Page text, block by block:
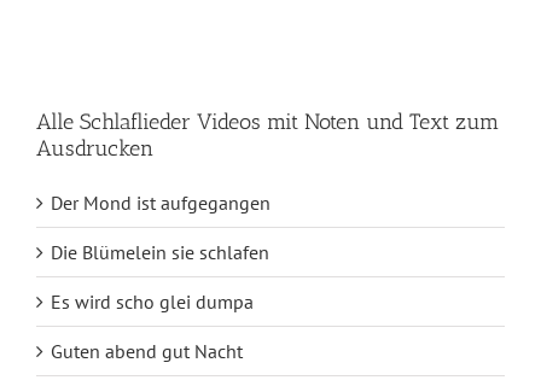
Alle Schlaflieder Videos mit Noten und Text zum
Ausdrucken
Der Mond ist aufgegangen
Die Blümelein sie schlafen
Es wird scho glei dumpa
Guten abend gut Nacht